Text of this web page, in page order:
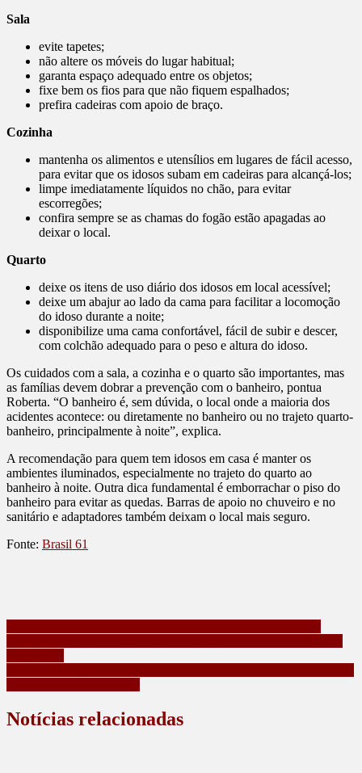
Sala
evite tapetes;
não altere os móveis do lugar habitual;
garanta espaço adequado entre os objetos;
fixe bem os fios para que não fiquem espalhados;
prefira cadeiras com apoio de braço.
Cozinha
mantenha os alimentos e utensílios em lugares de fácil acesso,
para evitar que os idosos subam em cadeiras para alcançá-los;
limpe imediatamente líquidos no chão, para evitar
escorregões;
confira sempre se as chamas do fogão estão apagadas ao
deixar o local.
Quarto
deixe os itens de uso diário dos idosos em local acessível;
deixe um abajur ao lado da cama para facilitar a locomoção
do idoso durante a noite;
disponibilize uma cama confortável, fácil de subir e descer,
com colchão adequado para o peso e altura do idoso.
Os cuidados com a sala, a cozinha e o quarto são importantes, mas
as famílias devem dobrar a prevenção com o banheiro, pontua
Roberta. “O banheiro é, sem dúvida, o local onde a maioria dos
acidentes acontece: ou diretamente no banheiro ou no trajeto quarto-
banheiro, principalmente à noite”, explica.
A recomendação para quem tem idosos em casa é manter os
ambientes iluminados, especialmente no trajeto do quarto ao
banheiro à noite. Outra dica fundamental é emborrachar o piso do
banheiro para evitar as quedas. Barras de apoio no chuveiro e no
sanitário e adaptadores também deixam o local mais seguro.
Fonte: Brasil 61
Navegação
de
Post
Notícias relacionadas